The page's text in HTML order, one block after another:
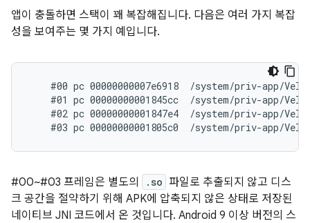
앱이 충돌하면 스택이 꽤 복잡해집니다. 다음은 여러 가지 복잡
성을 보여주는 몇 가지 예입니다.
#00 pc 00000000007e6918  /system/priv-app/
#01 pc 00000000001845cc  /system/priv-app/
#02 pc 00000000001847e4  /system/priv-app/
#00~#03 프레임은 별도의 .so 파일로 추출되지 않고 디스
크 공간을 절약하기 위해 APK에 압축되지 않은 상태로 저장된
네이티브 JNI 코드에서 온 것입니다. Android 9 이상 버전의 스